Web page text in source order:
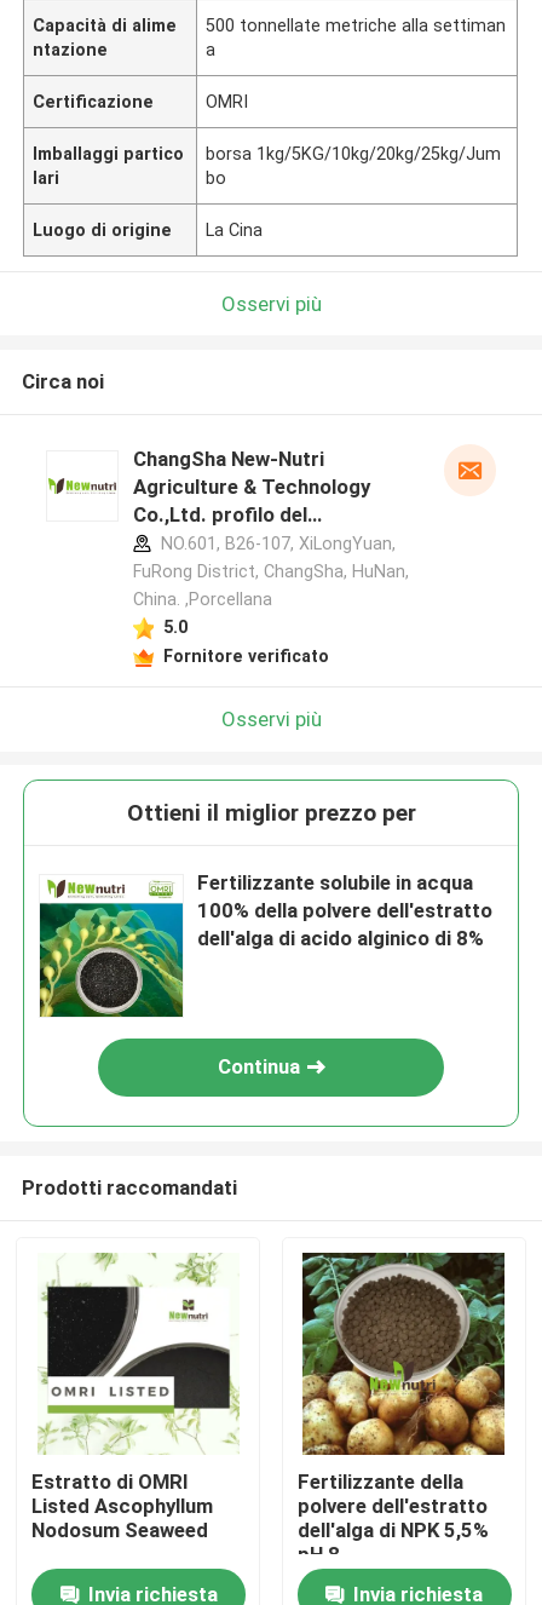
Casa
Chi siamo
Contatti
Capacità di alime
ntazione
500 tonnellate metriche alla settiman
a
Certificazione OMRI
Imballaggi partico
lari
borsa 1kg/5KG/10kg/20kg/25kg/Jum
bo
Luogo di origine La Cina
Osservi più
Circa noi
ChangSha New-Nutri
Agriculture & Technology
Co.,Ltd. profilo del
produttore
NO.601, B26-107, XiLongYuan,
FuRong District, ChangSha, HuNan,
China. ,Porcellana
5.0
Fornitore verificato
Osservi più
Ottieni il miglior prezzo per
Fertilizzante solubile in acqua
100% della polvere dell'estratto
dell'alga di acido alginico di 8%
Continua
Prodotti raccomandati
Estratto di OMRI
Listed Ascophyllum
Nodosum Seaweed
Invia richiesta
Fertilizzante della
polvere dell'estratto
dell'alga di NPK 5,5%
pH 8
Invia richiesta